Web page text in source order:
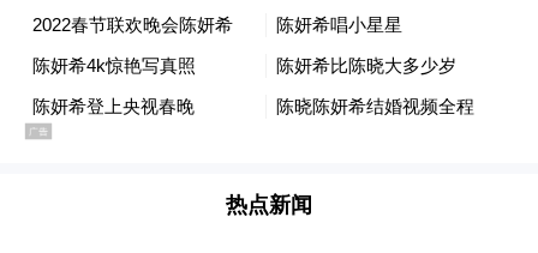
红色半裙 Zhuu Da
“人只要不放弃自己，总能解决问题。”在
《狙击蝴蝶》片场，陈妍希对这句台词记忆
热点新闻